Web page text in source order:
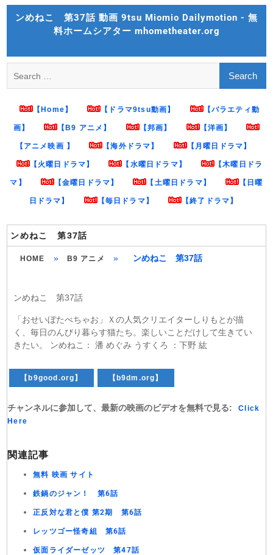
Skip
ンめねこ 第37話 動画 9tsu Miomio Dailymotion - 無
料ホームシアター mhometheater.org
for:
【Home】 【ドラマ9tsu動画】 【バラエティ動
画】 【B9 アニメ】 【邦画】 【洋画】
【アニメ映画 】 【海外ドラマ】 【月曜日ドラマ】
【火曜日ドラマ】 【水曜日ドラマ】 【木曜日ドラ
マ】 【金曜日ドラマ】 【土曜日ドラマ】 【日曜
日ドラマ】 【毎日ドラマ】 【終了ドラマ】
ンめねこ 第37話
HOME » B9 アニメ » ンめねこ 第37話
ンめねこ 第37話
「おせいぼたべちゃお」Ｘの人気クリエイターしりもとが描
く、毎日のんびり暮らす猫たち。楽しいことだけして生きてい
きたい。 ンめねこ： 潘 めぐみ うすくろ ：下野 紘
【b9good.org】 【b9dm.org】
チャンネルに参加して、最新の映画のビデオを無料で見る:
Click
Here
関連記事
無料 映画 サイト
鉄鍋のジャン！ 第6話
正反対な君と僕 第2期 第6話
レッツゴー怪奇組 第6話
仮面ライダーゼッツ 第47話